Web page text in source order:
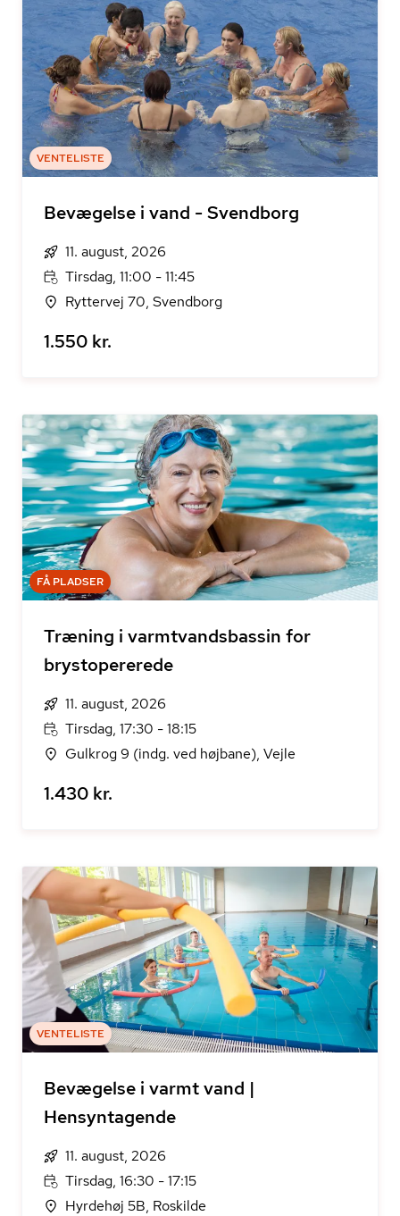
VENTELISTE
Bevægelse i vand - Svendborg
11. august, 2026
Tirsdag, 11:00 - 11:45
Ryttervej 70, Svendborg
1.550 kr.
FÅ PLADSER
Træning i varmtvandsbassin for
brystopererede
11. august, 2026
Tirsdag, 17:30 - 18:15
Gulkrog 9 (indg. ved højbane), Vejle
1.430 kr.
VENTELISTE
Bevægelse i varmt vand |
Hensyntagende
11. august, 2026
Tirsdag, 16:30 - 17:15
Hyrdehøj 5B, Roskilde